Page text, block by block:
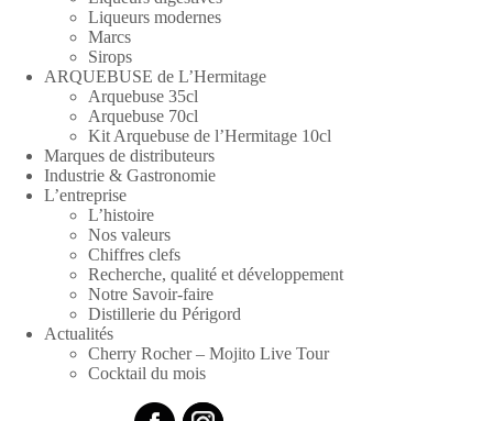
Liqueurs modernes
Marcs
Sirops
ARQUEBUSE de L’Hermitage
Arquebuse 35cl
Arquebuse 70cl
Kit Arquebuse de l’Hermitage 10cl
Marques de distributeurs
Industrie & Gastronomie
L’entreprise
L’histoire
Nos valeurs
Chiffres clefs
Recherche, qualité et développement
Notre Savoir-faire
Distillerie du Périgord
Actualités
Cherry Rocher – Mojito Live Tour
Cocktail du mois